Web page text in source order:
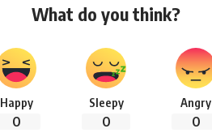
What do you think?
Happy
0
Sleepy
0
Angry
0